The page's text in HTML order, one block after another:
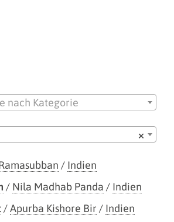
nach Kategorie
×
/ Indien
/ Nila Madhab Panda / Indien
/Apurba Kishore Bir / Indien